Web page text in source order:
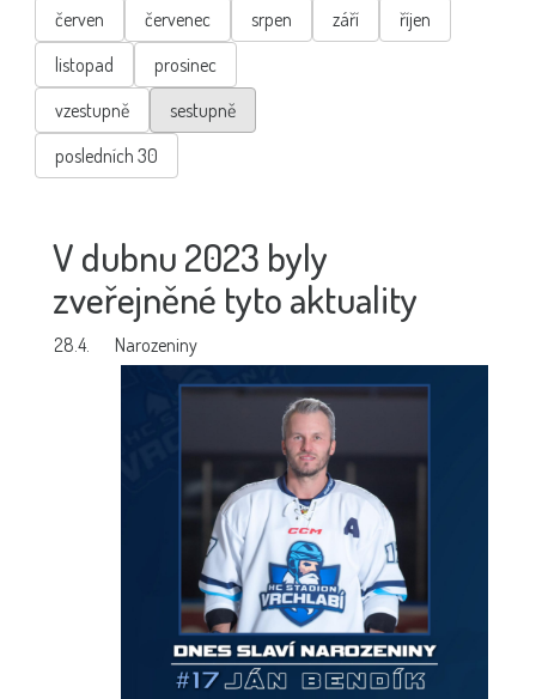
červen
červenec srpen září
říjen
listopad
prosinec
vzestupně
sestupně
posledních 30
V dubnu 2023 byly
zveřejněné tyto aktuality
28.4. Narozeniny